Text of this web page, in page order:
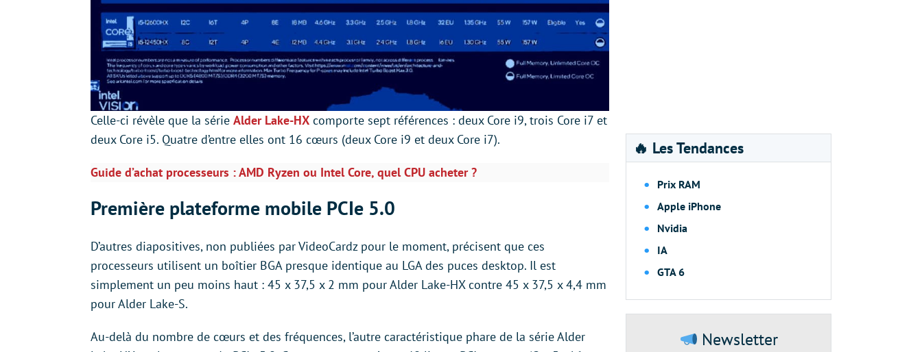
Celle-ci révèle que la série Alder Lake-HX comporte sept références : deux Core i9, trois Core i7 et
deux Core i5. Quatre d’entre elles ont 16 cœurs (deux Core i9 et deux Core i7).
Guide d’achat processeurs : AMD Ryzen ou Intel Core, quel CPU acheter ?
Première plateforme mobile PCIe 5.0
D’autres diapositives, non publiées par VideoCardz pour le moment, précisent que ces
processeurs utilisent un boîtier BGA presque identique au LGA des puces desktop. Il est
simplement un peu moins haut : 45 x 37,5 x 2 mm pour Alder Lake-HX contre 45 x 37,5 x 4,4 mm
pour Alder Lake-S.
Au-delà du nombre de cœurs et des fréquences, l’autre caractéristique phare de la série Alder
🔥 Les Tendances
Prix RAM
Apple iPhone
Nvidia
IA
GTA 6
Newsletter